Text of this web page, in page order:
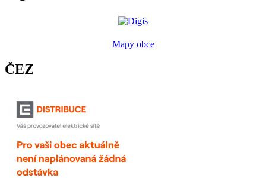
Mapy obce
ČEZ